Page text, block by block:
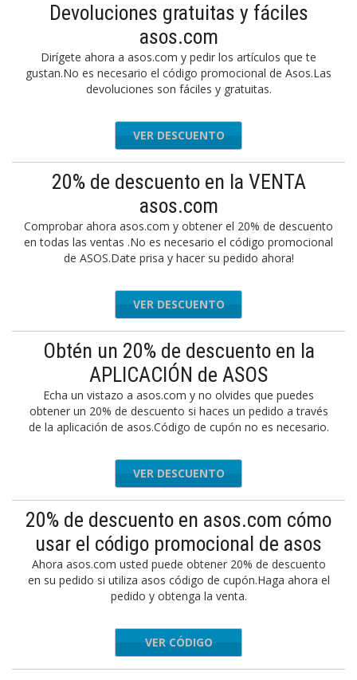
Devoluciones gratuitas y fáciles
asos.com
Dirígete ahora a asos.com y pedir los artículos que te
gustan.No es necesario el código promocional de Asos.Las
devoluciones son fáciles y gratuitas.
VER DESCUENTO
20% de descuento en la VENTA
asos.com
Comprobar ahora asos.com y obtener el 20% de descuento
en todas las ventas .No es necesario el código promocional
de ASOS.Date prisa y hacer su pedido ahora!
VER DESCUENTO
Obtén un 20% de descuento en la
APLICACIÓN de ASOS
Echa un vistazo a asos.com y no olvides que puedes
obtener un 20% de descuento si haces un pedido a través
de la aplicación de asos.Código de cupón no es necesario.
VER DESCUENTO
20% de descuento en asos.com cómo
usar el código promocional de asos
Ahora asos.com usted puede obtener 20% de descuento
en su pedido si utiliza asos código de cupón.Haga ahora el
pedido y obtenga la venta.
SOSLOVE
VER CÓDIGO